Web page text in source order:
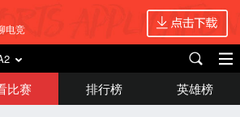
电竞
比赛 排行榜 英雄榜